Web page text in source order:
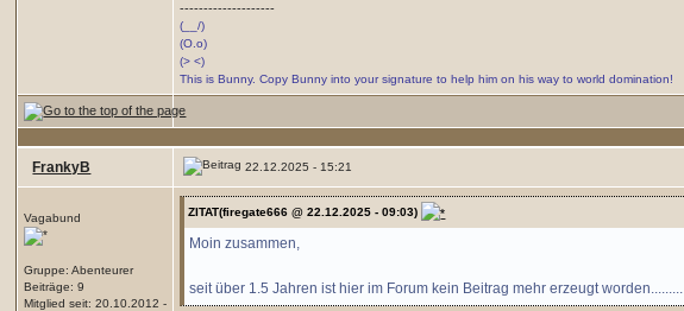
--------------------
(__/)
(O.o)
(> <)
This is Bunny. Copy Bunny into your signature to help him on his way to world domination!
FrankyB 22.12.2025 - 15:21
Vagabund
Gruppe: Abenteurer
Beiträge: 9
Mitglied seit: 20.10.2012 -
ZITAT(firegate666 @ 22.12.2025 - 09:03)
Moin zusammen,
seit über 1.5 Jahren ist hier im Forum kein Beitrag mehr erzeugt worden.........